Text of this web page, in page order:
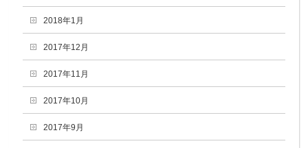
2018年1月
2017年12月
2017年11月
2017年10月
2017年9月